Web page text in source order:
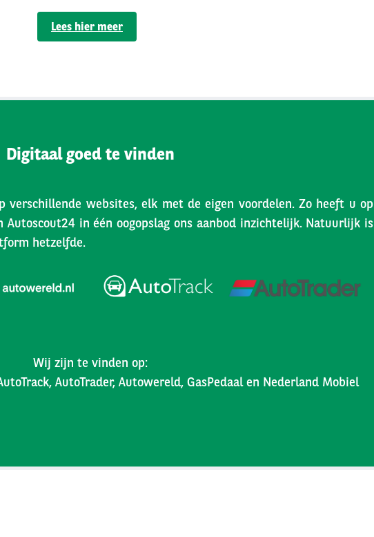
Lees hier meer
Digitaal goed te vinden
verschillende websites, elk met de eigen voordelen. Zo heeft u op
Autoscout24 in één oogopslag ons aanbod inzichtelijk. Natuurlijk is
hetzelfde.
Wij zijn te vinden op:
AutoTrader, Autowereld, GasPedaal en Nederland Mobiel